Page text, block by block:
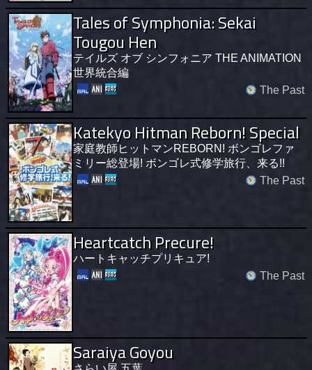
Tales of Symphonia: Sekai
Tougou Hen
テイルズ オブ シンフォニア THE ANIMATION
世界統合編
The Past
Katekyo Hitman Reborn! Special
家庭教師ヒットマンREBORN! ボンゴレファ
ミリー総登場! ボンゴレ式修学旅行、来る!!
The Past
Heartcatch Precure!
ハートキャッチプリキュア!
The Past
Saraiya Goyou